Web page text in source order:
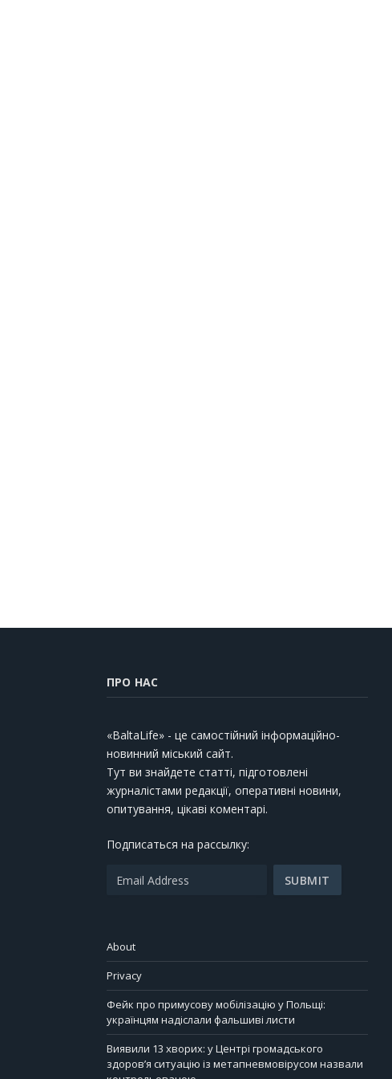
ПРО НАС
«BaltaLife» - це самостійний інформаційно-
новинний міський сайт.
Тут ви знайдете статті, підготовлені
журналістами редакції, оперативні новини,
опитування, цікаві коментарі.
Подписаться на рассылку:
About
Privacy
Фейк про примусову мобілізацію у Польщі:
українцям надіслали фальшиві листи
Виявили 13 хворих: у Центрі громадського
здоров’я ситуацію із метапневмовірусом назвали